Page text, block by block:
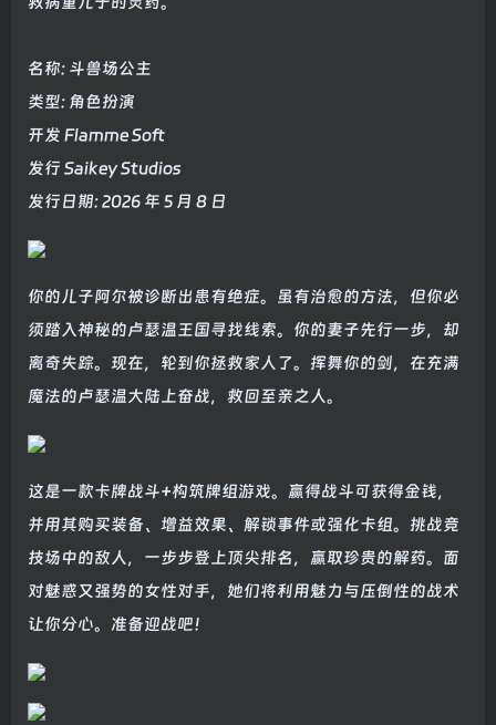
名称: 斗兽场公主
类型: 角色扮演
开发 Flamme Soft
发行 Saikey Studios
发行日期: 2026 年 5 月 8 日
你的儿子阿尔被诊断出患有绝症。虽有治愈的方法，但你必
须踏入神秘的卢瑟温王国寻找线索。你的妻子先行一步，却
离奇失踪。现在，轮到你拯救家人了。挥舞你的剑，在充满
魔法的卢瑟温大陆上奋战，救回至亲之人。
这是一款卡牌战斗+构筑牌组游戏。赢得战斗可获得金钱，
并用其购买装备、增益效果、解锁事件或强化卡组。挑战竞
技场中的敌人，一步步登上顶尖排名，赢取珍贵的解药。面
对魅惑又强势的女性对手，她们将利用魅力与压倒性的战术
让你分心。准备迎战吧！